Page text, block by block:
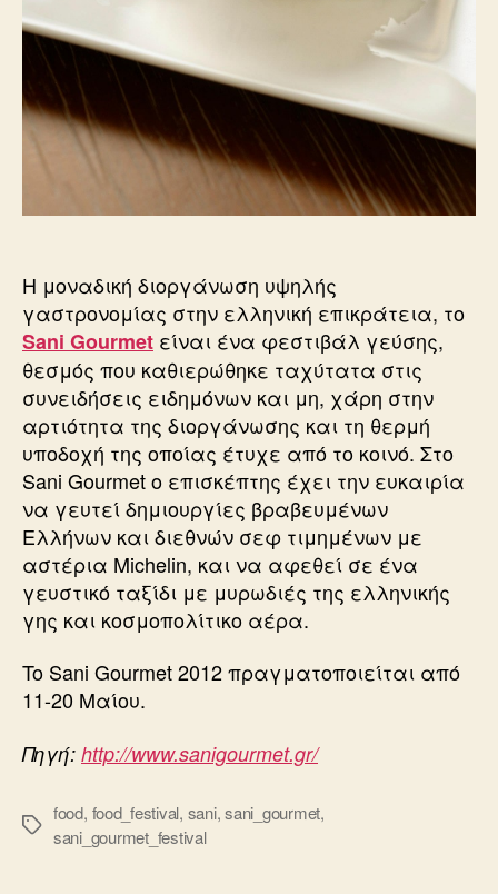
Η μοναδική διοργάνωση υψηλής
γαστρονομίας στην ελληνική επικράτεια, το
Sani Gourmet είναι ένα φεστιβάλ γεύσης,
θεσμός που καθιερώθηκε ταχύτατα στις
συνειδήσεις ειδημόνων και μη, χάρη στην
αρτιότητα της διοργάνωσης και τη θερμή
υποδοχή της οποίας έτυχε από το κοινό. Στο
Sani Gourmet ο επισκέπτης έχει την ευκαιρία
να γευτεί δημιουργίες βραβευμένων
Ελλήνων και διεθνών σεφ τιμημένων με
αστέρια Michelin, και να αφεθεί σε ένα
γευστικό ταξίδι με μυρωδιές της ελληνικής
γης και κοσμοπολίτικο αέρα.
To Sani Gourmet 2012 πραγματοποιείται από
11-20 Μαίου.
Πηγή: http://www.sanigourmet.gr/
Ετικέτες
food, food_festival, sani,sani_gourmet,
sani_gourmet_festival